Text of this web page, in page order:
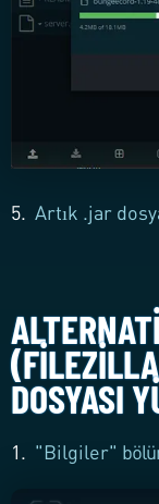
5. Artık .jar
DOSYASI
1. "Bilgiler"